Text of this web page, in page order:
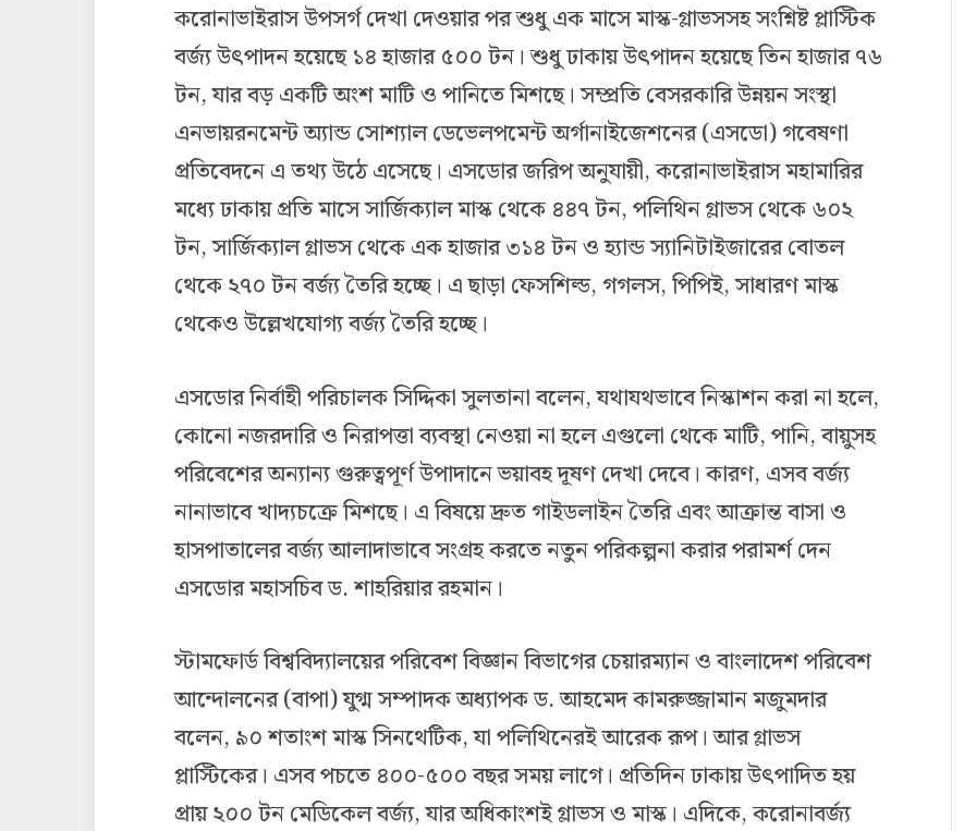
করোনাভাইরাস উপসর্গ দেখা দেওয়ার পর শুধু এক মাসে মাস্ক-গ্লাভসসহ সংশ্নিষ্ট প্লাস্টিক
বর্জ্য উৎপাদন হয়েছে ১৪ হাজার ৫০০ টন। শুধু ঢাকায় উৎপাদন হয়েছে তিন হাজার ৭৬
টন, যার বড় একটি অংশ মাটি ও পানিতে মিশছে। সম্প্রতি বেসরকারি উন্নয়ন সংস্থা
এনভায়রনমেন্ট অ্যান্ড সোশ্যাল ডেভেলপমেন্ট অর্গানাইজেশনের (এসডো) গবেষণা
প্রতিবেদনে এ তথ্য উঠে এসেছে। এসডোর জরিপ অনুযায়ী, করোনাভাইরাস মহামারির
মধ্যে ঢাকায় প্রতি মাসে সার্জিক্যাল মাস্ক থেকে ৪৪৭ টন, পলিথিন গ্লাভস থেকে ৬০২
টন, সার্জিক্যাল গ্লাভস থেকে এক হাজার ৩১৪ টন ও হ্যান্ড স্যানিটাইজারের বোতল
থেকে ২৭০ টন বর্জ্য তৈরি হচ্ছে। এ ছাড়া ফেসশিল্ড, গগলস, পিপিই, সাধারণ মাস্ক
থেকেও উল্লেখযোগ্য বর্জ্য তৈরি হচ্ছে।
এসডোর নির্বাহী পরিচালক সিদ্দিকা সুলতানা বলেন, যথাযথভাবে নিস্কাশন করা না হলে,
কোনো নজরদারি ও নিরাপত্তা ব্যবস্থা নেওয়া না হলে এগুলো থেকে মাটি, পানি, বায়ুসহ
পরিবেশের অন্যান্য গুরুত্বপূর্ণ উপাদানে ভয়াবহ দূষণ দেখা দেবে। কারণ, এসব বর্জ্য
নানাভাবে খাদ্যচক্রে মিশছে। এ বিষয়ে দ্রুত গাইডলাইন তৈরি এবং আক্রান্ত বাসা ও
হাসপাতালের বর্জ্য আলাদাভাবে সংগ্রহ করতে নতুন পরিকল্পনা করার পরামর্শ দেন
এসডোর মহাসচিব ড. শাহরিয়ার রহমান।
স্টামফোর্ড বিশ্ববিদ্যালয়ের পরিবেশ বিজ্ঞান বিভাগের চেয়ারম্যান ও বাংলাদেশ পরিবেশ
আন্দোলনের (বাপা) যুগ্ম সম্পাদক অধ্যাপক ড. আহমেদ কামরুজ্জামান মজুমদার
বলেন, ৯০ শতাংশ মাস্ক সিনথেটিক, যা পলিথিনেরই আরেক রূপ। আর গ্লাভস
প্লাস্টিকের। এসব পচতে ৪০০-৫০০ বছর সময় লাগে। প্রতিদিন ঢাকায় উৎপাদিত হয়
প্রায় ২০০ টন মেডিকেল বর্জ্য, যার অধিকাংশই গ্লাভস ও মাস্ক। এদিকে, করোনাবর্জ্য